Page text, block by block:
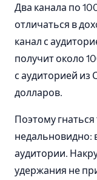
Два канала по
отличаться в
канал с
получит около
с аудиторией из
долларов.
Поэтому
недальновидно:
аудитории.
удержания не